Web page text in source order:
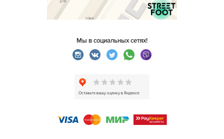
Мы в социальных сетях!